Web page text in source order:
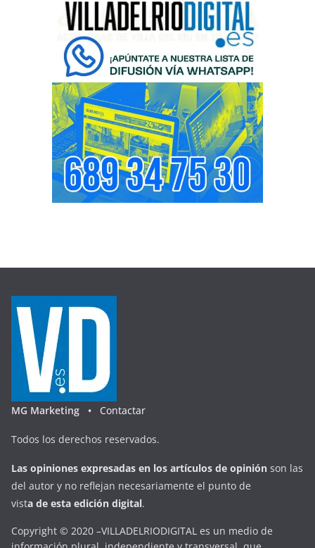
MG Marketing • Contactar
Todos los derechos reservados.
Las opiniones expresadas en los artículos de opinión son las
del autor y no reflejan necesariamente el punto de
vista de esta edición digital.
Copyright © 2020 –VILLADELRIODIGITAL es un medio de